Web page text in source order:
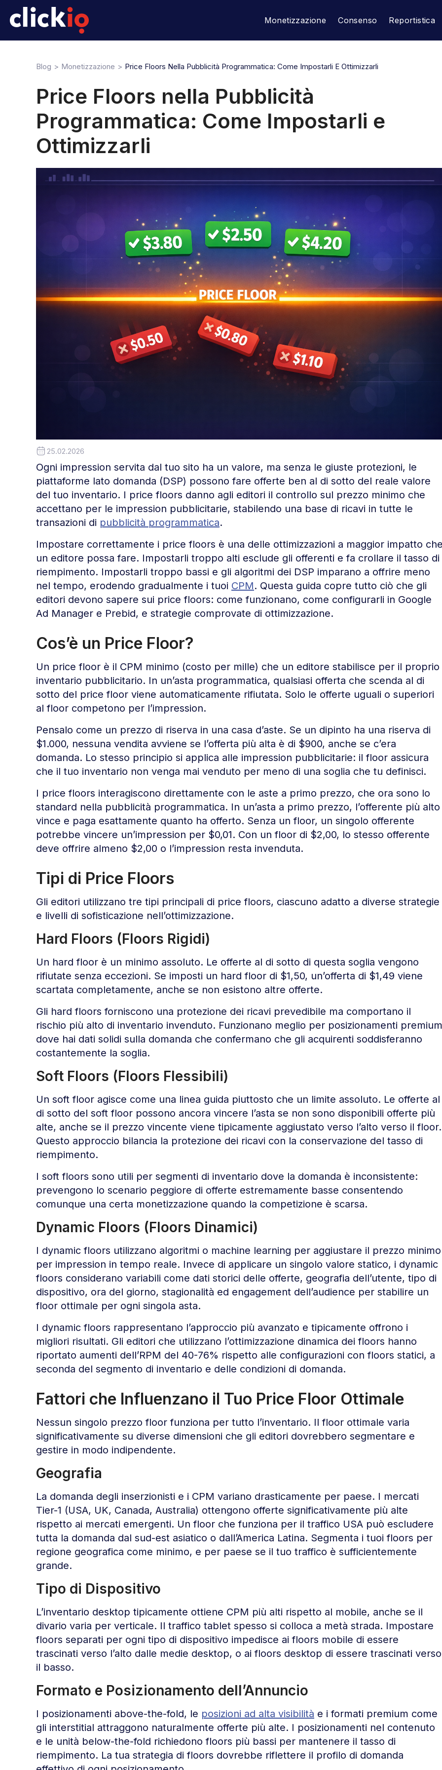
Monetizzazione Consenso Reportistica
Blog Monetizzazione Price Floors Nella Pubblicità Programmatica: Come Impostarli E Ottimizzarli
Price Floors nella Pubblicità
Programmatica: Come Impostarli e
Ottimizzarli
25.02.2026
Ogni impression servita dal tuo sito ha un valore, ma senza le giuste protezioni, le
piattaforme lato domanda (DSP) possono fare offerte ben al di sotto del reale valore
del tuo inventario. I price floors danno agli editori il controllo sul prezzo minimo che
accettano per le impression pubblicitarie, stabilendo una base di ricavi in tutte le
transazioni di pubblicità programmatica.
Impostare correttamente i price floors è una delle ottimizzazioni a maggior impatto
un editore possa fare. Impostarli troppo alti esclude gli offerenti e fa crollare il tasso di
riempimento. Impostarli troppo bassi e gli algoritmi dei DSP imparano a offrire meno
nel tempo, erodendo gradualmente i tuoi CPM. Questa guida copre tutto ciò che gli
editori devono sapere sui price floors: come funzionano, come configurarli in Google
Ad Manager e Prebid, e strategie comprovate di ottimizzazione.
Cos’è un Price Floor?
Un price floor è il CPM minimo (costo per mille) che un editore stabilisce per il proprio
inventario pubblicitario. In un’asta programmatica, qualsiasi offerta che scenda al di
sotto del price floor viene automaticamente rifiutata. Solo le offerte uguali o superiori
al floor competono per l’impression.
Pensalo come un prezzo di riserva in una casa d’aste. Se un dipinto ha una riserva di
$1.000, nessuna vendita avviene se l’offerta più alta è di $900, anche se c’era
domanda. Lo stesso principio si applica alle impression pubblicitarie: il floor assicura
che il tuo inventario non venga mai venduto per meno di una soglia che tu definisci.
I price floors interagiscono direttamente con le aste a primo prezzo, che ora sono lo
standard nella pubblicità programmatica. In un’asta a primo prezzo, l’offerente più alto
vince e paga esattamente quanto ha offerto. Senza un floor, un singolo offerente
potrebbe vincere un’impression per $0,01. Con un floor di $2,00, lo stesso offerente
deve offrire almeno $2,00 o l’impression resta invenduta.
Tipi di Price Floors
Gli editori utilizzano tre tipi principali di price floors, ciascuno adatto a diverse strategie
e livelli di sofisticazione nell’ottimizzazione.
Hard Floors (Floors Rigidi)
Un hard floor è un minimo assoluto. Le offerte al di sotto di questa soglia vengono
rifiutate senza eccezioni. Se imposti un hard floor di $1,50, un’offerta di $1,49 viene
scartata completamente, anche se non esistono altre offerte.
Gli hard floors forniscono una protezione dei ricavi prevedibile ma comportano il
rischio più alto di inventario invenduto. Funzionano meglio per posizionamenti premium
dove hai dati solidi sulla domanda che confermano che gli acquirenti soddisferanno
costantemente la soglia.
Soft Floors (Floors Flessibili)
Un soft floor agisce come una linea guida piuttosto che un limite assoluto. Le offerte al
di sotto del soft floor possono ancora vincere l’asta se non sono disponibili offerte più
alte, anche se il prezzo vincente viene tipicamente aggiustato verso l’alto verso il floor.
Questo approccio bilancia la protezione dei ricavi con la conservazione del tasso di
riempimento.
I soft floors sono utili per segmenti di inventario dove la domanda è inconsistente:
prevengono lo scenario peggiore di offerte estremamente basse consentendo
comunque una certa monetizzazione quando la competizione è scarsa.
Dynamic Floors (Floors Dinamici)
I dynamic floors utilizzano algoritmi o machine learning per aggiustare il prezzo minimo
per impression in tempo reale. Invece di applicare un singolo valore statico, i dynamic
floors considerano variabili come dati storici delle offerte, geografia dell’utente, tipo di
dispositivo, ora del giorno, stagionalità ed engagement dell’audience per stabilire un
floor ottimale per ogni singola asta.
I dynamic floors rappresentano l’approccio più avanzato e tipicamente offrono i
migliori risultati. Gli editori che utilizzano l’ottimizzazione dinamica dei floors hanno
riportato aumenti dell’RPM del 40-76% rispetto alle configurazioni con floors statici, a
seconda del segmento di inventario e delle condizioni di domanda.
Fattori che Influenzano il Tuo Price Floor Ottimale
Nessun singolo prezzo floor funziona per tutto l’inventario. Il floor ottimale varia
significativamente su diverse dimensioni che gli editori dovrebbero segmentare e
gestire in modo indipendente.
Geografia
La domanda degli inserzionisti e i CPM variano drasticamente per paese. I mercati
Tier-1 (USA, UK, Canada, Australia) ottengono offerte significativamente più alte
rispetto ai mercati emergenti. Un floor che funziona per il traffico USA può escludere
tutta la domanda dal sud-est asiatico o dall’America Latina. Segmenta i tuoi floors per
regione geografica come minimo, e per paese se il tuo traffico è sufficientemente
grande.
Tipo di Dispositivo
L’inventario desktop tipicamente ottiene CPM più alti rispetto al mobile, anche se il
divario varia per verticale. Il traffico tablet spesso si colloca a metà strada. Impostare
floors separati per ogni tipo di dispositivo impedisce ai floors mobile di essere
trascinati verso l’alto dalle medie desktop, o ai floors desktop di essere trascinati verso
il basso.
Formato e Posizionamento dell’Annuncio
I posizionamenti above-the-fold, le posizioni ad alta visibilità e i formati premium come
gli interstitial attraggono naturalmente offerte più alte. I posizionamenti nel contenuto
e le unità below-the-fold richiedono floors più bassi per mantenere il tasso di
riempimento. La tua strategia di floors dovrebbe riflettere il profilo di domanda